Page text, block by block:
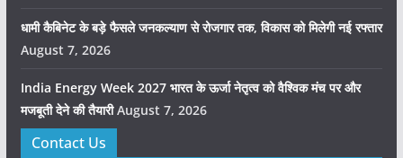
धामी कैबिनेट के बड़े फैसले जनकल्याण से रोजगार तक, विकास को मिलेगी नई रफ्तार
August 7, 2026
India Energy Week 2027 भारत के ऊर्जा नेतृत्व को वैश्विक मंच पर और
मजबूती देने की तैयारी August 7, 2026
Contact Us